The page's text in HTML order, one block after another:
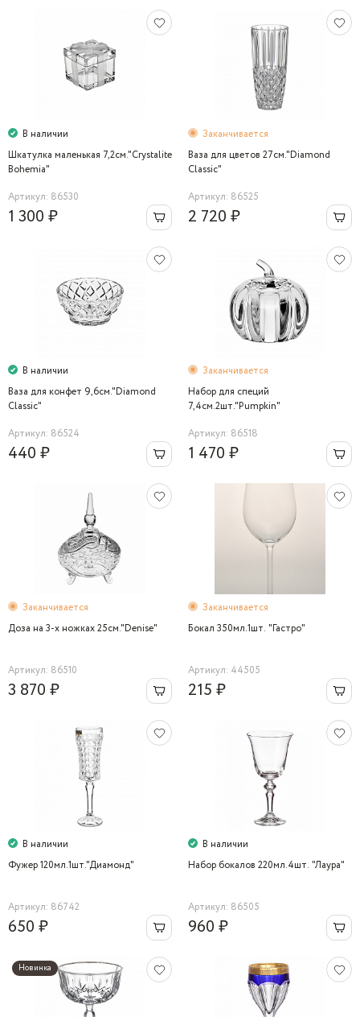
В наличии
Шкатулка маленькая 7,2см."Crystalite
Bohemia"
Артикул: 86530
1 300 ₽
Заканчивается
Ваза для цветов 27см."Diamond
Сlassic"
Артикул: 86525
2 720 ₽
В наличии
Ваза для конфет 9,6см."Diamond
Сlassic"
Артикул: 86524
440 ₽
Заканчивается
Набор для специй
7,4см.2шт."Pumpkin"
Артикул: 86518
1 470 ₽
Заканчивается
Доза на 3-х ножках 25см."Denise"
Артикул: 86510
3 870 ₽
Заканчивается
Бокал 350мл.1шт. "Гастро"
Артикул: 44505
215 ₽
В наличии
Фужер 120мл.1шт."Диамонд"
Артикул: 86742
650 ₽
В наличии
Набор бокалов 220мл.4шт. "Лаура"
Артикул: 86505
960 ₽
Новинка